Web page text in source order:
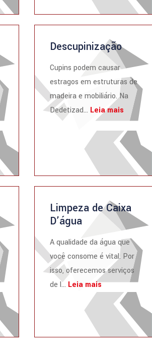
Descupinização
Cupins podem causar
estragos em estruturas de
madeira e mobiliário. Na
Dedetizad... Leia mais
Limpeza de Caixa
D’água
A qualidade da água que
você consome é vital. Por
isso, oferecemos serviços
de l... Leia mais